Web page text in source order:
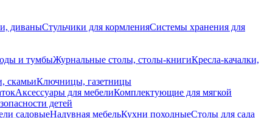
диваныСтульчики для кормленияСистемы хранения для
и тумбыЖурнальные столы, столы-книгиКресла-качалки,
скамьиКлючницы, газетницы
Аксессуары для мебелиКомплектующие для мягкой
детей
садовыеНадувная мебельКухни походныеСтолы для сада